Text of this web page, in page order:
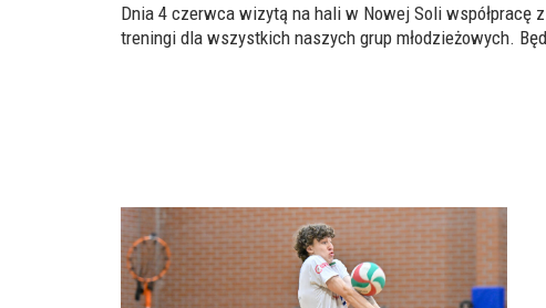
Dnia 4 czerwca wizytą na hali w Nowej Soli współpracę
treningi dla wszystkich naszych grup młodzieżowych.